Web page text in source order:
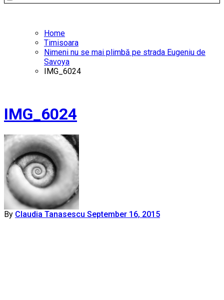
Home
Timisoara
Nimeni nu se mai plimbă pe strada Eugeniu de
Savoya
IMG_6024
IMG_6024
By Claudia Tanasescu September 16, 2015